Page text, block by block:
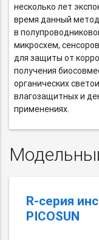
несколько лет
время данный метод
в
микросхем,
для защиты от
получения
органических
влагозащитных и
применениях.
R-серия
PICOSUN